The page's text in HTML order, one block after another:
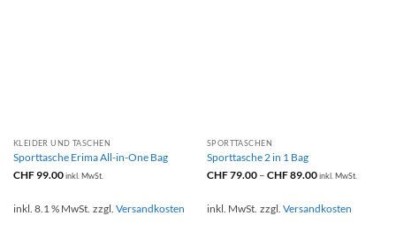
KLEIDER UND TASCHEN
Sporttasche Erima All-in-One Bag
CHF99.00 inkl. MwSt.
inkl. 8.1 % MwSt. zzgl. Versandkosten
SPORTTASCHEN
Sporttasche 2 in 1 Bag
CHF79.00– CHF89.00 inkl. MwSt.
inkl. MwSt. zzgl. Versandkosten